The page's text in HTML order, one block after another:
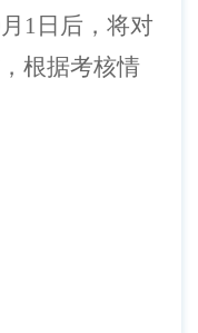
1日后，将对
根据考核情